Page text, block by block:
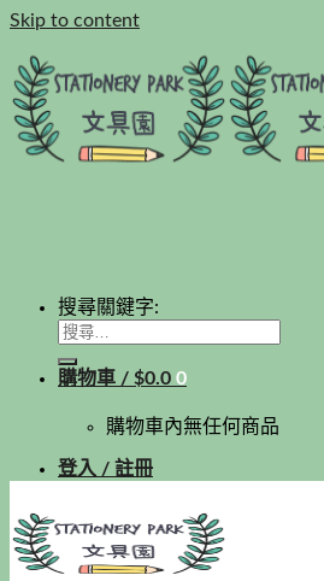
Skip to content
搜尋關鍵字:
購物車 / $0.0 0
購物車內無任何商品
登入 / 註冊